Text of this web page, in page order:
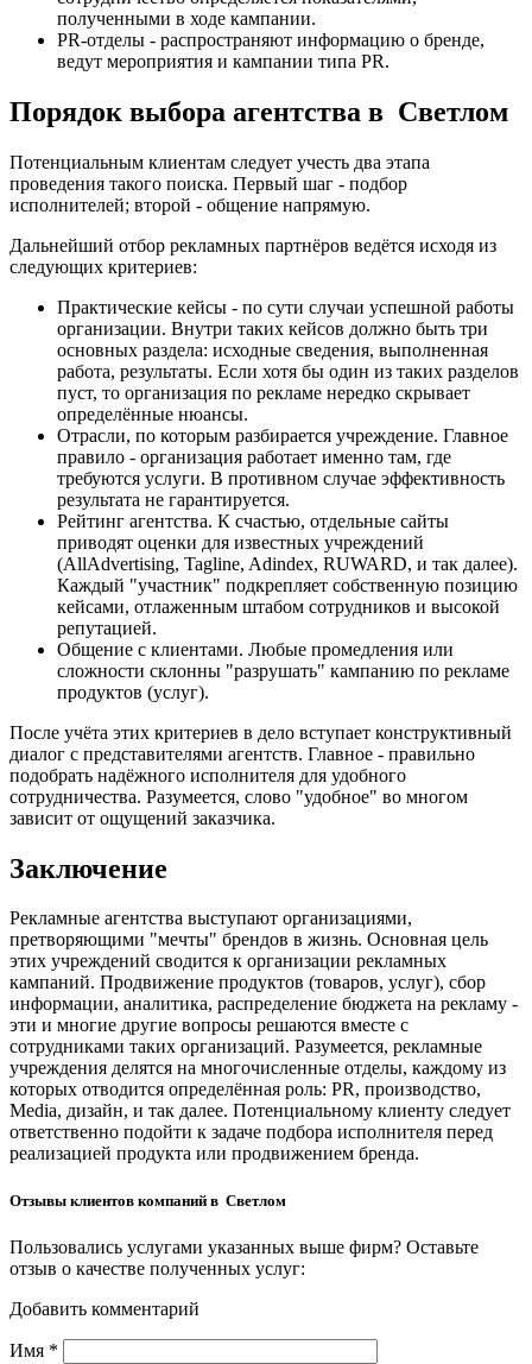
полученными в ходе кампании.
PR-отделы - распространяют информацию о бренде,
ведут мероприятия и кампании типа PR.
Порядок выбора агентства в Светлом
Потенциальным клиентам следует учесть два этапа
проведения такого поиска. Первый шаг - подбор
исполнителей; второй - общение напрямую.
Дальнейший отбор рекламных партнёров ведётся исходя из
следующих критериев:
Практические кейсы - по сути случаи успешной работы
организации. Внутри таких кейсов должно быть три
основных раздела: исходные сведения, выполненная
работа, результаты. Если хотя бы один из таких разделов
пуст, то организация по рекламе нередко скрывает
определённые нюансы.
Отрасли, по которым разбирается учреждение. Главное
правило - организация работает именно там, где
требуются услуги. В противном случае эффективность
результата не гарантируется.
Рейтинг агентства. К счастью, отдельные сайты
приводят оценки для известных учреждений
(AllAdvertising, Tagline, Adindex, RUWARD, и так далее).
Каждый "участник" подкрепляет собственную позицию
кейсами, отлаженным штабом сотрудников и высокой
репутацией.
Общение с клиентами. Любые промедления или
сложности склонны "разрушать" кампанию по рекламе
продуктов (услуг).
После учёта этих критериев в дело вступает конструктивный
диалог с представителями агентств. Главное - правильно
подобрать надёжного исполнителя для удобного
сотрудничества. Разумеется, слово "удобное" во многом
зависит от ощущений заказчика.
Заключение
Рекламные агентства выступают организациями,
претворяющими "мечты" брендов в жизнь. Основная цель
этих учреждений сводится к организации рекламных
кампаний. Продвижение продуктов (товаров, услуг), сбор
информации, аналитика, распределение бюджета на рекламу -
эти и многие другие вопросы решаются вместе с
сотрудниками таких организаций. Разумеется, рекламные
учреждения делятся на многочисленные отделы, каждому из
которых отводится определённая роль: PR, производство,
Media, дизайн, и так далее. Потенциальному клиенту следует
ответственно подойти к задаче подбора исполнителя перед
реализацией продукта или продвижением бренда.
Отзывы клиентов компаний в Светлом
Пользовались услугами указанных выше фирм? Оставьте
отзыв о качестве полученных услуг:
Добавить комментарий
Имя *